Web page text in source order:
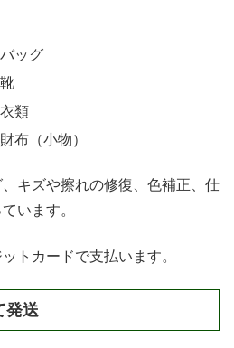
ッグ
類
布（小物）
キズや擦れの修復、色補正、仕
います。
トカードで支払います。
発送